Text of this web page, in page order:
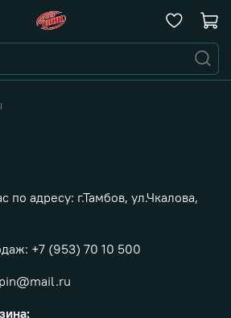
по адресу: г.Тамбов, ул.Чкалова,
+7 (953) 70 10 500